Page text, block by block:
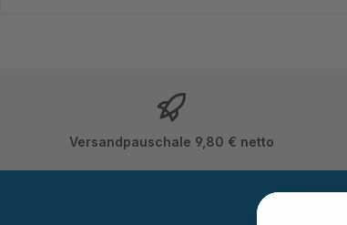
Versandpauschale 9,80 € netto